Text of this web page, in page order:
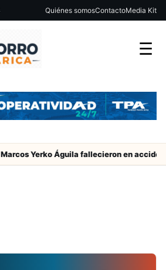
Quiénes somosContactoMedia Kit
☰
Yerko Águila fallecieron en